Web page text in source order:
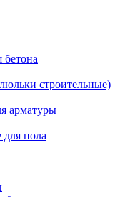
строительные)
арматуры
пола